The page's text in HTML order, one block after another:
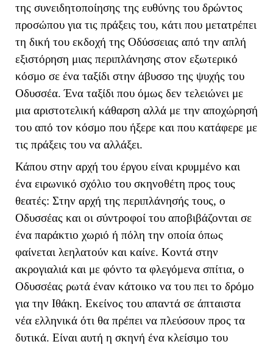
της συνειδητοποίησης της ευθύνης του δρώντος
προσώπου για τις πράξεις του, κάτι που μετατρέπει
τη δική του εκδοχή της Οδύσσειας από την απλή
εξιστόρηση μιας περιπλάνησης στον εξωτερικό
κόσμο σε ένα ταξίδι στην άβυσσο της ψυχής του
Οδυσσέα. Ένα ταξίδι που όμως δεν τελειώνει με
μια αριστοτελική κάθαρση αλλά με την αποχώρησή
του από τον κόσμο που ήξερε και που κατάφερε με
τις πράξεις του να αλλάξει.
Κάπου στην αρχή του έργου είναι κρυμμένο και
ένα ειρωνικό σχόλιο του σκηνοθέτη προς τους
θεατές: Στην αρχή της περιπλάνησής τους, ο
Οδυσσέας και οι σύντροφοί του αποβιβάζονται σε
ένα παράκτιο χωριό ή πόλη την οποία όπως
φαίνεται λεηλατούν και καίνε. Κοντά στην
ακρογιαλιά και με φόντο τα φλεγόμενα σπίτια, ο
Οδυσσέας ρωτά έναν κάτοικο να του πει το δρόμο
για την Ιθάκη. Εκείνος του απαντά σε άπταιστα
νέα ελληνικά ότι θα πρέπει να πλεύσουν προς τα
δυτικά. Είναι αυτή η σκηνή ένα κλείσιμο του